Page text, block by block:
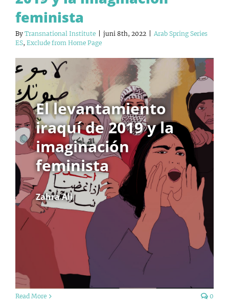
feminista
By Transnational Institute juni 8th, 2022
Arab Spring Series
ES, Exclude from Home Page
El levantamiento
iraquí de 2019 y la
imaginación
feminista
Zahra Ali
Read More 0